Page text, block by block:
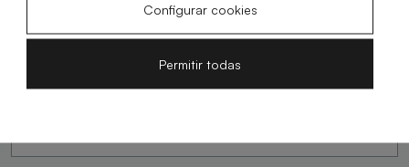
Disegni tecnici Acqua ZeroConfigurar cookies
Permitir todas